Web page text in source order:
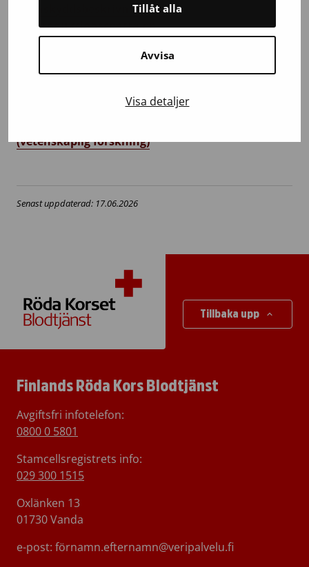
Avvisa
Tillåt alla
Visa detaljer
Dataskyddsbeskrivning för
cellproduktionscentralen
Dataskyddsbeskrivning för Blodtjänsts Biobank
(biverkningar vid blodtransfusion)
(vetenskaplig forskning)
Senast uppdaterad: 17.06.2026
Tillbaka upp
Finlands Röda Kors Blodtjänst
Avgiftsfri infotelefon:
0800 0 5801
Stamcellsregistrets info:
029 300 1515
Oxlänken 13
01730 Vanda
e-post: förnamn.efternamn@veripalvelu.fi